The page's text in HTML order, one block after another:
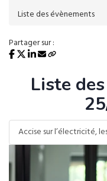
Liste des évènements
Partager sur :
Liste
Accise sur l’électricité,